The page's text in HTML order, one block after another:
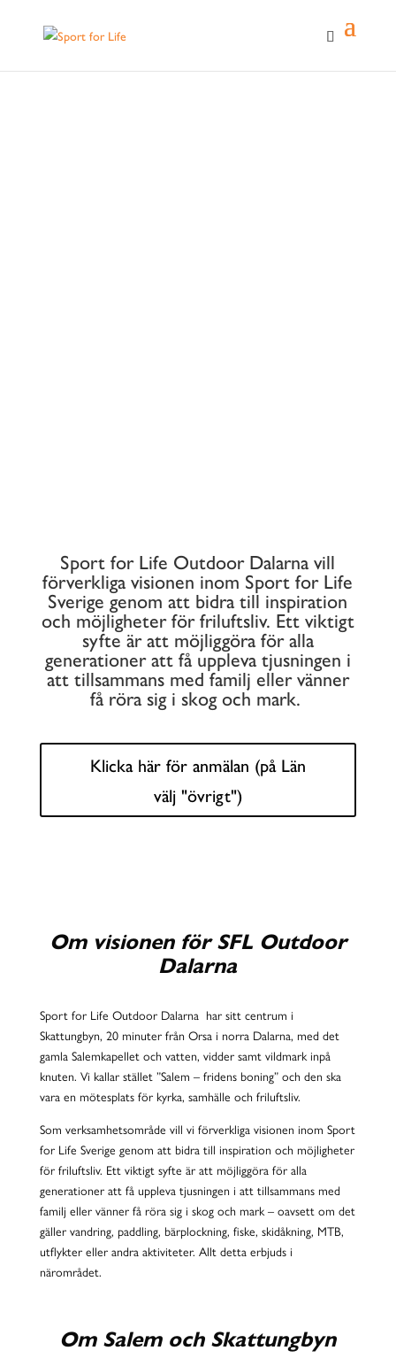
Sport for Life Outdoor Dalarnavill
förverkliga visionen inom Sport for Life
Sverige genom att bidra till inspiration
och möjligheter för friluftsliv. Ett viktigt
syfte är att möjliggöra för alla
generationer att få uppleva tjusningen i
att tillsammans med familj eller vänner
få röra sig i skog och mark.
Klicka här för anmälan (på Län
välj "övrigt")
Om visionen för SFL Outdoor
Dalarna
Sport for Life Outdoor Dalarna har sitt centrum i
Skattungbyn, 20 minuter från Orsa i norra Dalarna, med det
gamla Salemkapellet och vatten, vidder samt vildmark inpå
knuten. Vi kallar stället ”Salem – fridens boning” och den ska
vara en mötesplats för kyrka, samhälle och friluftsliv.
Som verksamhetsområde vill vi förverkliga visionen inom Sport
for Life Sverige genom att bidra till inspiration och möjligheter
för friluftsliv. Ett viktigt syfte är att möjliggöra för alla
generationer att få uppleva tjusningen i att tillsammans med
familj eller vänner få röra sig i skog och mark – oavsett om det
gäller vandring, paddling, bärplockning, fiske, skidåkning, MTB,
utflykter eller andra aktiviteter. Allt detta erbjuds i
närområdet.
Om Salem och Skattungbyn